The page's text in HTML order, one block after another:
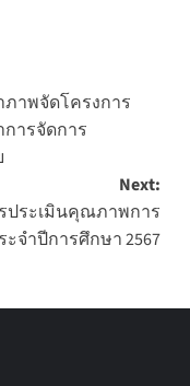
ภาพจัดโครงการ
ารจัดการ
Next:
ประเมินคุณภาพการ
จำปีการศึกษา 2567